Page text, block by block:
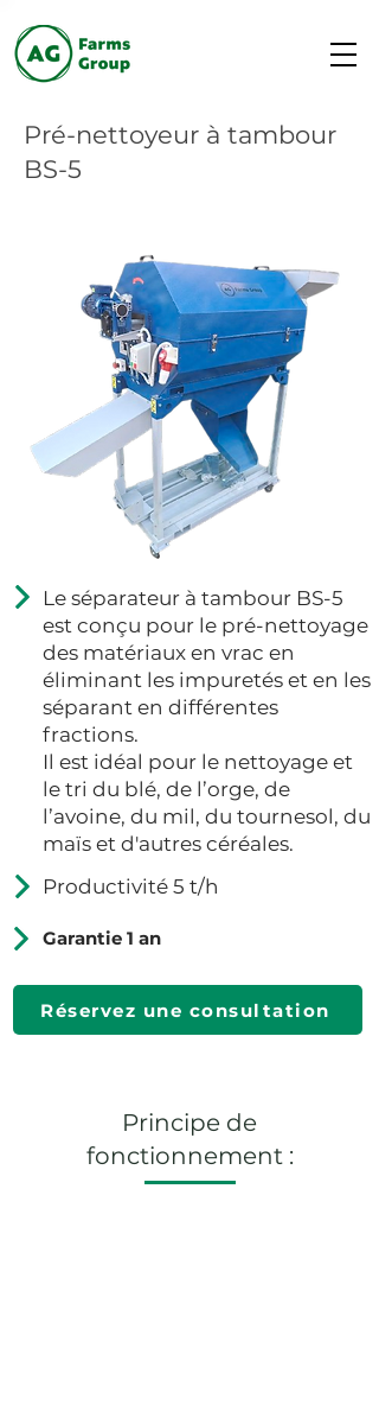
Pré-nettoyeur à tambour
BS-5
Le séparateur à tambour BS-5
est conçu pour le pré-nettoyage
des matériaux en vrac en
éliminant les impuretés et en les
séparant en différentes
fractions.
Il est idéal pour le nettoyage et
le tri du blé, de l’orge, de
l’avoine, du mil, du tournesol, du
maïs et d'autres céréales.
Productivité 5 t/h
Garantie 1 an
Réservez une consultation
Principe de
fonctionnement :